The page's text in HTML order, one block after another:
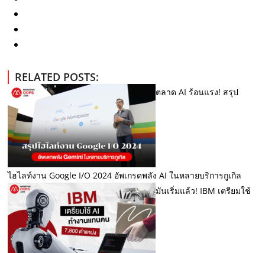
RELATED POSTS:
ตลาด AI ร้อนแรง! สรุป
ไฮไลท์งาน Google I/O 2024 อัพเกรดพลัง AI ในหลายบริการกูเกิล
มันเริ่มแล้ว! IBM เตรียมใช้